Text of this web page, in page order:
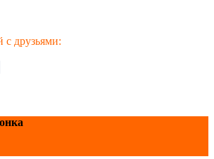
с друзьями: